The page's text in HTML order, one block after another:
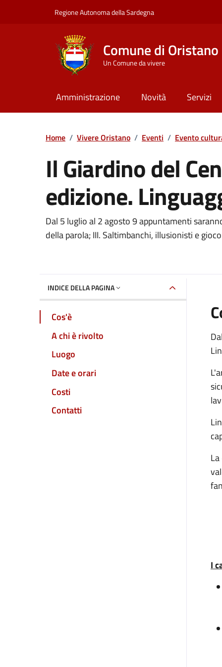
Regione Autonoma della Sardegna
Comune di Oristano
Un Comune da vivere
Amministrazione Novità Servizi
Home / Vivere Oristano / Eventi / Evento
Il Giardino del
edizione.
Dettaglio
Dal 5 luglio al 2 agosto 9 appuntamenti
della parola; III. Saltimbanchi, illusionisti e
INDICE DELLA PAGINA
Cos'è
A chi è rivolto
Luogo
Date e orari
Costi
Contatti
I